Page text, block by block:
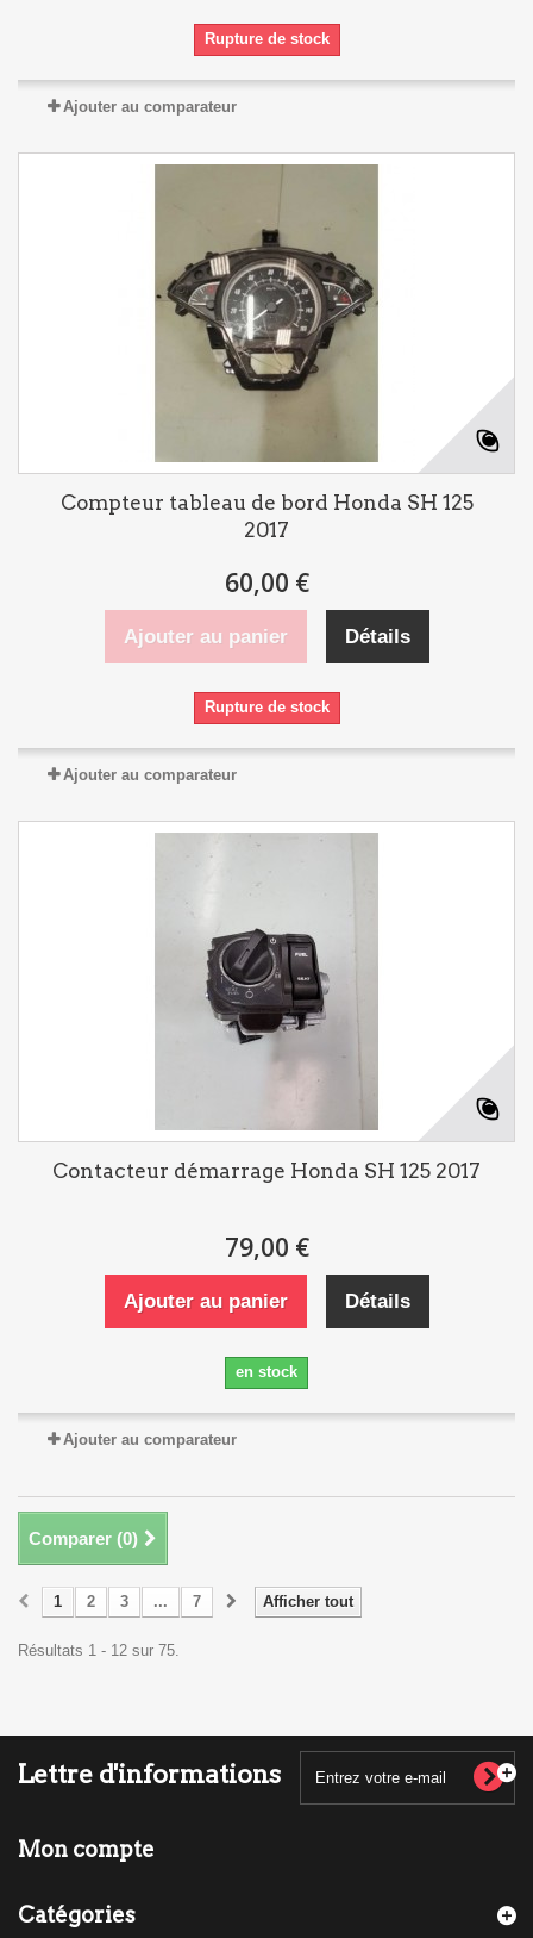
Rupture de stock
Ajouter au comparateur
Compteur tableau de bord Honda SH 125
2017
60,00 €
Ajouter au panier Détails
Rupture de stock
Ajouter au comparateur
Contacteur démarrage Honda SH 125 2017
79,00 €
Ajouter au panier Détails
en stock
Ajouter au comparateur
Comparer (0)
Afficher tout
1 2 3 ... 7
Résultats 1 - 12 sur 75.
Lettre d'informations
Mon compte
Catégories